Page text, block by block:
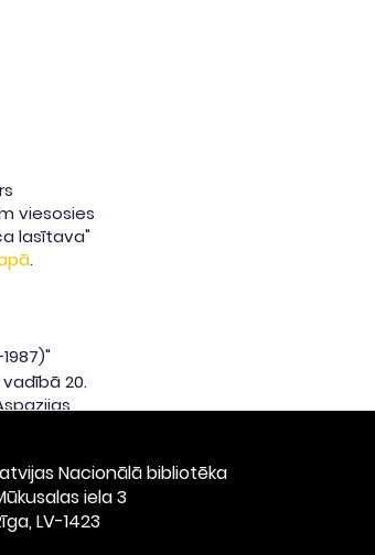
viesosies
lasītava"
.
20.
Nacionālā bibliotēka
iela 3
LV-1423